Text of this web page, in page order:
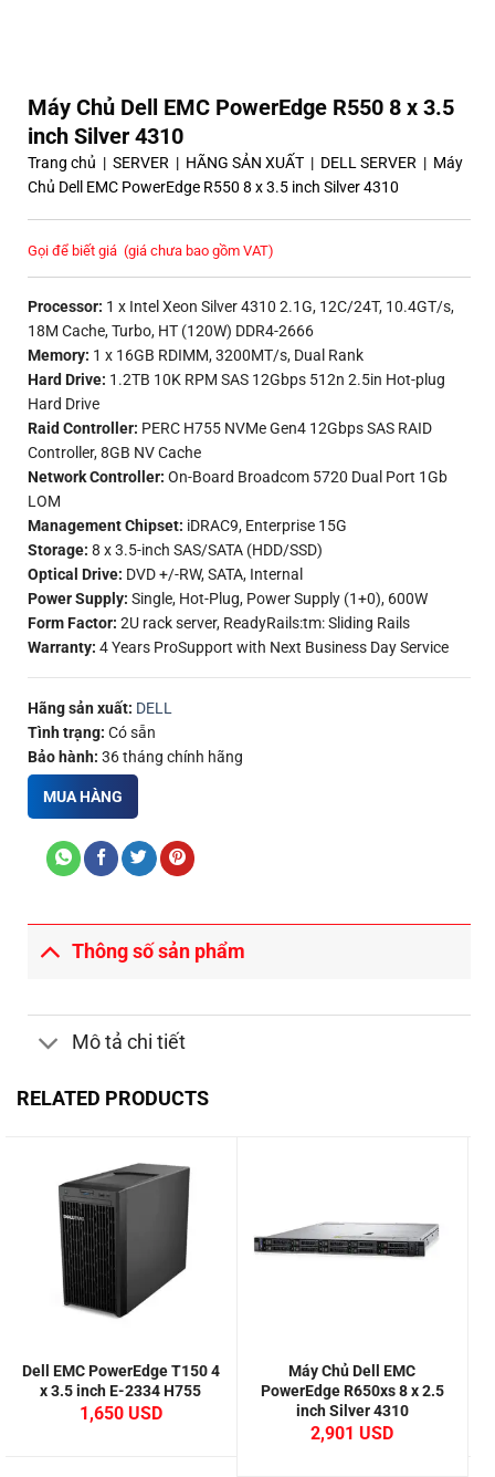
Máy Chủ Dell EMC PowerEdge R550 8 x 3.5
inch Silver 4310
Trang chủ | SERVER | HÃNG SẢN XUẤT | DELL SERVER | Máy
Chủ Dell EMC PowerEdge R550 8 x 3.5 inch Silver 4310
Gọi để biết giá (giá chưa bao gồm VAT)
Processor: 1 x Intel Xeon Silver 4310 2.1G, 12C/24T, 10.4GT/s,
18M Cache, Turbo, HT (120W) DDR4-2666
Memory: 1 x 16GB RDIMM, 3200MT/s, Dual Rank
Hard Drive: 1.2TB 10K RPM SAS 12Gbps 512n 2.5in Hot-plug
Hard Drive
Raid Controller: PERC H755 NVMe Gen4 12Gbps SAS RAID
Controller, 8GB NV Cache
Network Controller: On-Board Broadcom 5720 Dual Port 1Gb
LOM
Management Chipset: iDRAC9, Enterprise 15G
Storage: 8 x 3.5-inch SAS/SATA (HDD/SSD)
Optical Drive: DVD +/-RW, SATA, Internal
Power Supply: Single, Hot-Plug, Power Supply (1+0), 600W
Form Factor: 2U rack server, ReadyRails:tm: Sliding Rails
Warranty: 4 Years ProSupport with Next Business Day Service
Hãng sản xuất: DELL
Tình trạng: Có sẵn
Bảo hành: 36 tháng chính hãng
MUA HÀNG
Thông số sản phẩm
Mô tả chi tiết
RELATED PRODUCTS
Dell EMC PowerEdge T150 4
x 3.5 inch E-2334 H755
1,650
Máy Chủ Dell EMC
PowerEdge R650xs 8 x 2.5
inch Silver 4310
2,901